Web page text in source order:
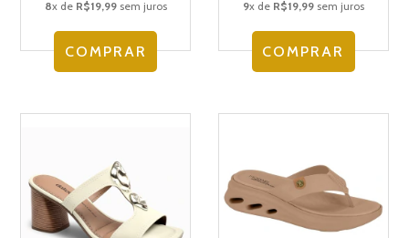
8x de R$19,99sem juros
COMPRAR
9x de R$19,99sem juros
COMPRAR